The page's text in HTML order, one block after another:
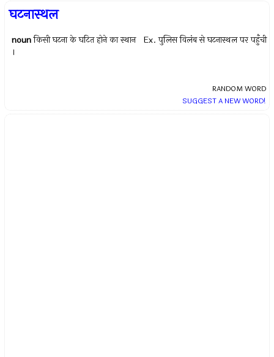
घटनास्थल
noun किसी घटना के घटित होने का स्थान Ex.पुलिस विलंब से घटनास्थल पर पहुँची
।
RANDOM WORD
SUGGEST A NEW WORD!